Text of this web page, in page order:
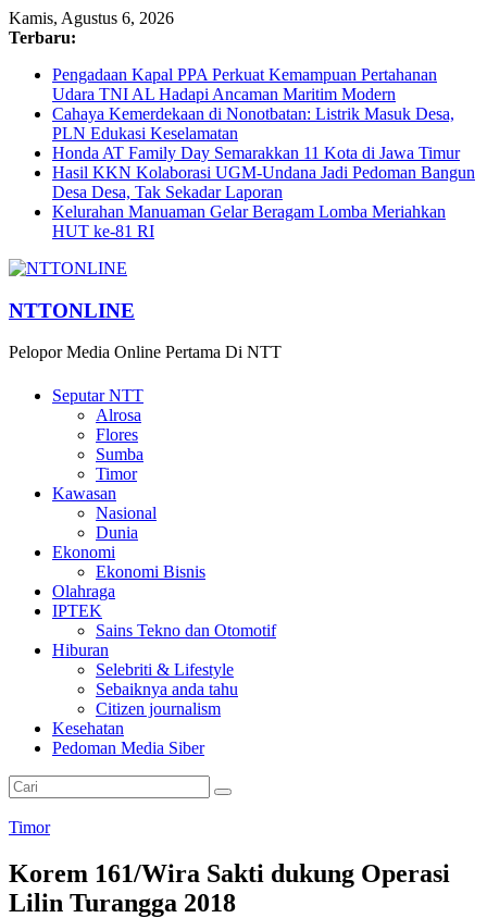
Kamis, Agustus 6, 2026
Terbaru:
Pengadaan Kapal PPA Perkuat Kemampuan Pertahanan
Udara TNI AL Hadapi Ancaman Maritim Modern
Cahaya Kemerdekaan di Nonotbatan: Listrik Masuk Desa,
PLN Edukasi Keselamatan
Honda AT Family Day Semarakkan 11 Kota di Jawa Timur
Hasil KKN Kolaborasi UGM-Undana Jadi Pedoman Bangun
Desa Desa, Tak Sekadar Laporan
Kelurahan Manuaman Gelar Beragam Lomba Meriahkan
HUT ke-81 RI
NTTONLINE
Pelopor Media Online Pertama Di NTT
Seputar NTT
Alrosa
Flores
Sumba
Timor
Kawasan
Nasional
Dunia
Ekonomi
Ekonomi Bisnis
Olahraga
IPTEK
Sains Tekno dan Otomotif
Hiburan
Selebriti & Lifestyle
Sebaiknya anda tahu
Citizen journalism
Kesehatan
Pedoman Media Siber
Timor
Korem 161/Wira Sakti dukung Operasi
Lilin Turangga 2018